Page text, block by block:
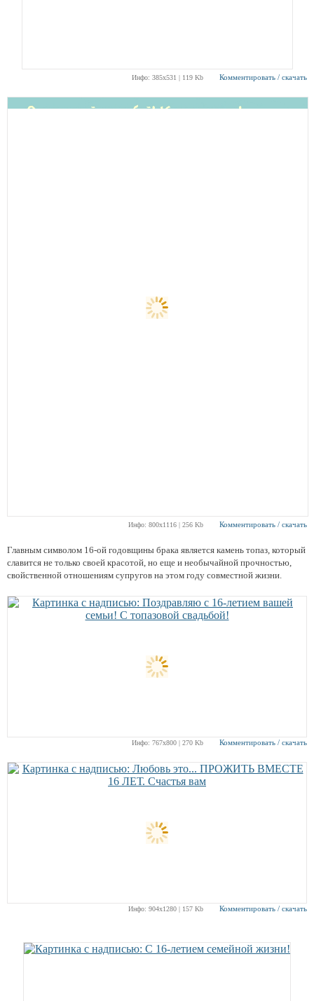
Инфо: 385х531 | 119 Kb Комментировать / скачать
Инфо: 800х1116 | 256 Kb Комментировать / скачать
Главным символом 16-ой годовщины брака является камень топаз, который
славится не только своей красотой, но еще и необычайной прочностью,
свойственной отношениям супругов на этом году совместной жизни.
Инфо: 767х800 | 270 Kb Комментировать / скачать
Инфо: 904х1280 | 157 Kb Комментировать / скачать